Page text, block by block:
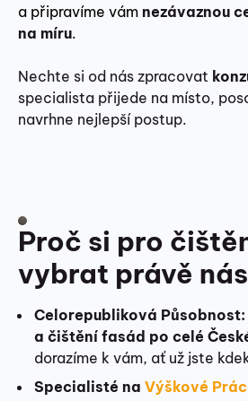
a připravíme vám nezávaznou
na míru.
Nechte si od nás zpracovat
specialista přijede na místo,
navrhne nejlepší postup.
Proč si pro
vybrat právě
Celorepubliková Působnost:
a čištění fasád po celé
dorazíme k vám, ať už jste
Specialisté na Výškové